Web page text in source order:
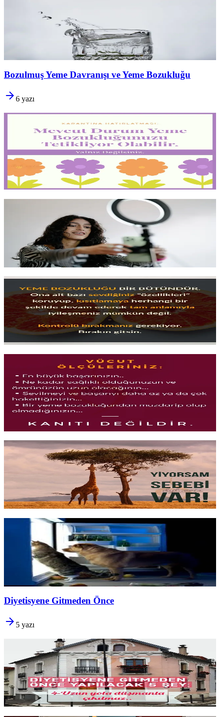
Hangi maden suyunu tercih etmeli? Cevap markada değil;
ve sağlık hedefimiz belirleyici. Türkiye ve dünya
etiket okumayıöğrenelim.
12 dk okuma
Bozulmuş Yeme Davranışı ve Yeme Bozukluğu
6 yazı
Karantina ve Yeme Bozukluğu
Karantina döneminin yarattığı belirsizlik ve izolasyon,
bozukluğu geçmişi olanlardaciddi bir tetikleyici olabilir. Bu
dönemde neler yaşanabilir, nasıl destek alınır ve ne zaman
profesyonel yardım şarttır
Yazıyı oku 2 dk okuma
Filtrelerin, açıların ve işlemenin ardındaki beden"doğal" değil,
kurgusaldır. Sosyal medyanın dayattığı gerçekçi olmayan
standartlarıkörce içselleştirmeden önce okunması gereken bir yazı.
Yazıyı oku 1 dk okuma
Yemek ve Kontrol
Kalori saymak, telafi etmek, yasaklamak; kontrolü sürdürmenin
yolları gibi görünür ama çoğu zamankısır döngüye dönüşür
Yemeklesağlıklı ve sürdürülebilir bir ilişki nasıl kurulur?
Vücut Ölçüleri ve Beden Algısı
Santimetreler ne söylüyor, bedeninizne hissediyor
ölçümlere takılıp kalmak yerinebedeninizle iş birliği
uzun vadede hem sağlık hem sürdürülebilirlik açısından neden daha
işlevsel olduğu.
Yazıyı oku 1 dk okuma
Yiyorsam Sebebi Var!
Sıkılınca, streste ya da mutluyken yiyorsanız bu birirade sorunu
duygusal bir sinyaldir. O sinyalleri anlamak ve onlarla
yüzleşmek, katı diyetlerden çok daha kalıcı değişim yaratır.
Yazıyı oku 1 dk okuma
Gece Yeme Atakları
Herkes bazen gece atıştırır.Ama kontrol edemez hâle geldiyse bu
irade sorunu değil, fiziksel veya duygusal bir sinyaldir.
Tetikleyicileri tanımak ve döngüyü kırmak
Yazıyı oku 2 dk okuma
Diyetisyene Gitmeden Önce
5 yazı
Hangi Diyetisyeni Seçmeli?
Hangi diyetisyeniseçmeli? Cevap diplomasında ya da verdiği
listede değil; sizebalık tutmayı öğreten, değişen hayatınıza uyum
sağlayan beceriler kazandıran uzmanı aramakta.
Yazıyı oku 9 dk okuma